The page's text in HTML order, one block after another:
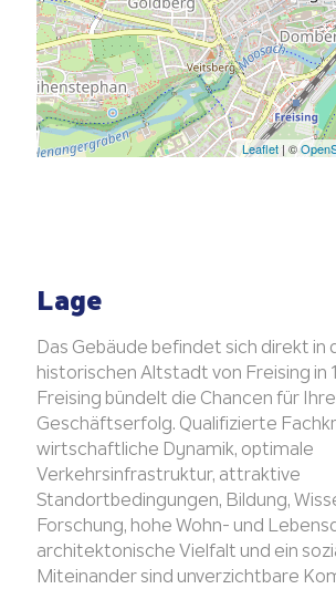
Leaflet | ©
Lage
Das Gebäude befindet sich direkt in
historischen Altstadt von Freising in
Freising bündelt die Chancen für
Geschäftserfolg. Qualifizierte
wirtschaftliche Dynamik, optimale
Verkehrsinfrastruktur, attraktive
Standortbedingungen, Bildung,
Forschung, hohe Wohn- und
architektonische Vielfalt und ein
Miteinander sind unverzichtbare